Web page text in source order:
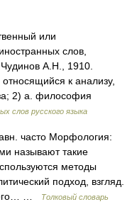
или
слов,
А.Н., 1910.
к анализу,
2) а. философия
слов русского языка
часто Морфология:
называют такие
методы
подход, взгляд.
…
Толковый словарь